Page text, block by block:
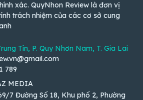
xác. QuyNhon Review là đơn vị
trách nhiệm của các cơ sở cung
Tín, P. Quy Nhơn Nam, T. Gia Lai
789
MEDIA
7 Đường Số 18, Khu phố 2, Phường